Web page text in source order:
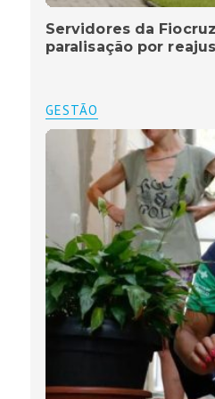
Servidores da
paralisação por
GESTÃO